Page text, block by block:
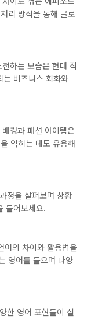
리 방식을 통해 글로
하는 모습은 현대 직
는 비즈니스 회화와
경과 패션 아이템은
익히는 데도 유용해
정을 살펴보며 상황
들어보세요.
어의 차이와 활용법을
영어를 들으며 다양
한 영어 표현들이 실